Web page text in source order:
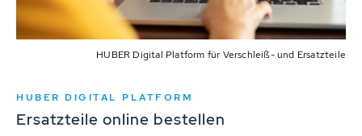
HUBER Digital Platform für Verschleiß- und Ersatzteile
HUBER DIGITAL PLATFORM
Ersatzteile online bestellen